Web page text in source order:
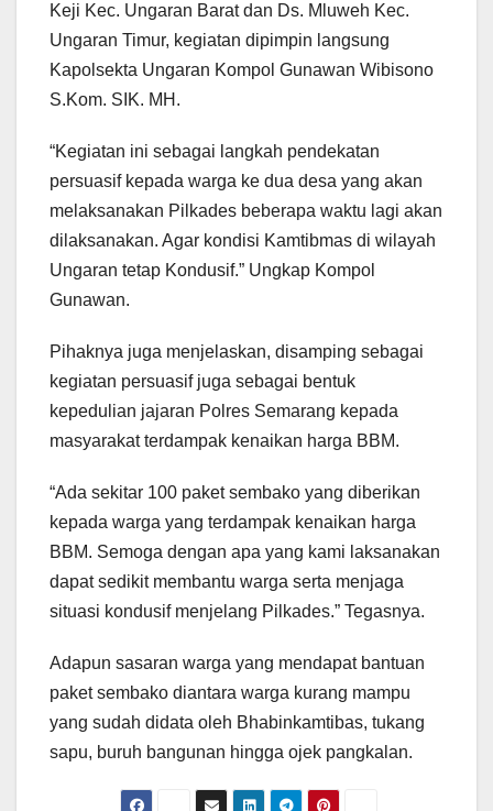
Keji Kec. Ungaran Barat dan Ds. Mluweh Kec.
Ungaran Timur, kegiatan dipimpin langsung
Kapolsekta Ungaran Kompol Gunawan Wibisono
S.Kom. SIK. MH.
“Kegiatan ini sebagai langkah pendekatan
persuasif kepada warga ke dua desa yang akan
melaksanakan Pilkades beberapa waktu lagi akan
dilaksanakan. Agar kondisi Kamtibmas di wilayah
Ungaran tetap Kondusif.” Ungkap Kompol
Gunawan.
Pihaknya juga menjelaskan, disamping sebagai
kegiatan persuasif juga sebagai bentuk
kepedulian jajaran Polres Semarang kepada
masyarakat terdampak kenaikan harga BBM.
“Ada sekitar 100 paket sembako yang diberikan
kepada warga yang terdampak kenaikan harga
BBM. Semoga dengan apa yang kami laksanakan
dapat sedikit membantu warga serta menjaga
situasi kondusif menjelang Pilkades.” Tegasnya.
Adapun sasaran warga yang mendapat bantuan
paket sembako diantara warga kurang mampu
yang sudah didata oleh Bhabinkamtibas, tukang
sapu, buruh bangunan hingga ojek pangkalan.